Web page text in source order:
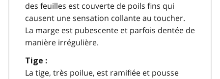
des feuilles est couverte de poils fins qui
causent une sensation collante au toucher.
La marge est pubescente et parfois dentée de
manière irrégulière.
Tige :
La tige, très poilue, est ramifiée et pousse